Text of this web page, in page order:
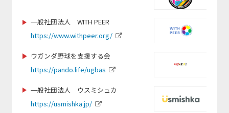
一般社団法人 WITH PEER
https://www.withpeer.org/
ウガンダ野球を支援する会
https://pando.life/ugbas
一般社団法人 ウスミシュカ
https://usmishka.jp/
https://www.idcj.jp/
iesa.jp
https://www.paraphoto.org
https://www.seedsfootball.com/
https://www.instagram.com/seed_for
https://www.instagram.com/tokyotennisvibes
https://tosacho-sc.jp/
https://www.toshimakubasketball.org
/
https://tochigi-pref-sports-commission.com/
https://j-wfa.jp/
https://kickbase-japan.org
https://peaceboat.org/
https://www.pref.fukuoka.lg.jp/life/5/44/202/
https://www.rugby-fukuoka.jp/